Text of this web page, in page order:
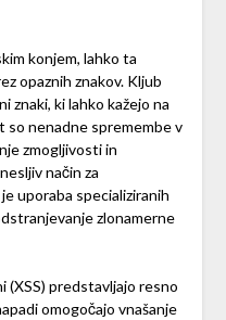
konjem, lahko ta
opaznih znakov. Kljub
znaki, ki lahko kažejo na
nenadne spremembe v
zmogljivosti in
način za
uporaba specializiranih
zlonamerne
(XSS) predstavljajo resno
omogočajo vnašanje